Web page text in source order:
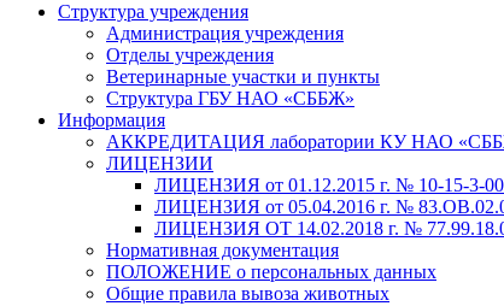
Структура учреждения
Администрация учреждения
Отделы учреждения
Ветеринарные участки и пункты
Структура ГБУ НАО «СББЖ»
Информация
АККРЕДИТАЦИЯ лаборатории КУ НАО
ЛИЦЕНЗИИ
ЛИЦЕНЗИЯ от 01.12.2015 г. № 10-15-3-
ЛИЦЕНЗИЯ от 05.04.2016 г. №
ЛИЦЕНЗИЯ ОТ 14.02.2018 г. №
Нормативная документация
ПОЛОЖЕНИЕ о персональных данных
Общие правила вывоза животных